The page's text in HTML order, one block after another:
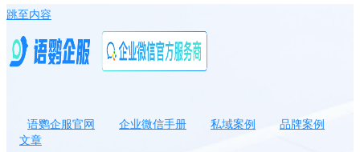
跳至内容
语鹦企服官网 企业微信手册 私域案例
品牌案例
文章